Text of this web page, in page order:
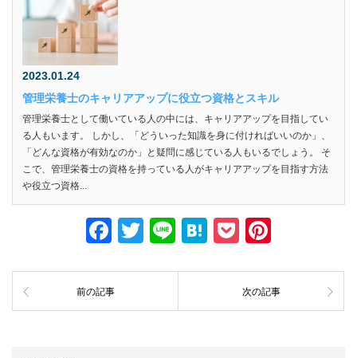
2023.01.24
管理栄養士のキャリアアップに役立つ資格とスキル
管理栄養士として働いている人の中には、キャリアアップを目指してい
る人もいます。 しかし、「どういった知識を身に付ければいいのか」、
「どんな資格が有効なのか」と疑問に感じている人もいるでしょう。 そ
こで、管理栄養士の資格を持っている人がキャリアアップを目指す方法
や役立つ資格...
F
c
e
T
tt
er
Li
e
H
e
n
P
ck
et
er
e
前の記事 次の記事